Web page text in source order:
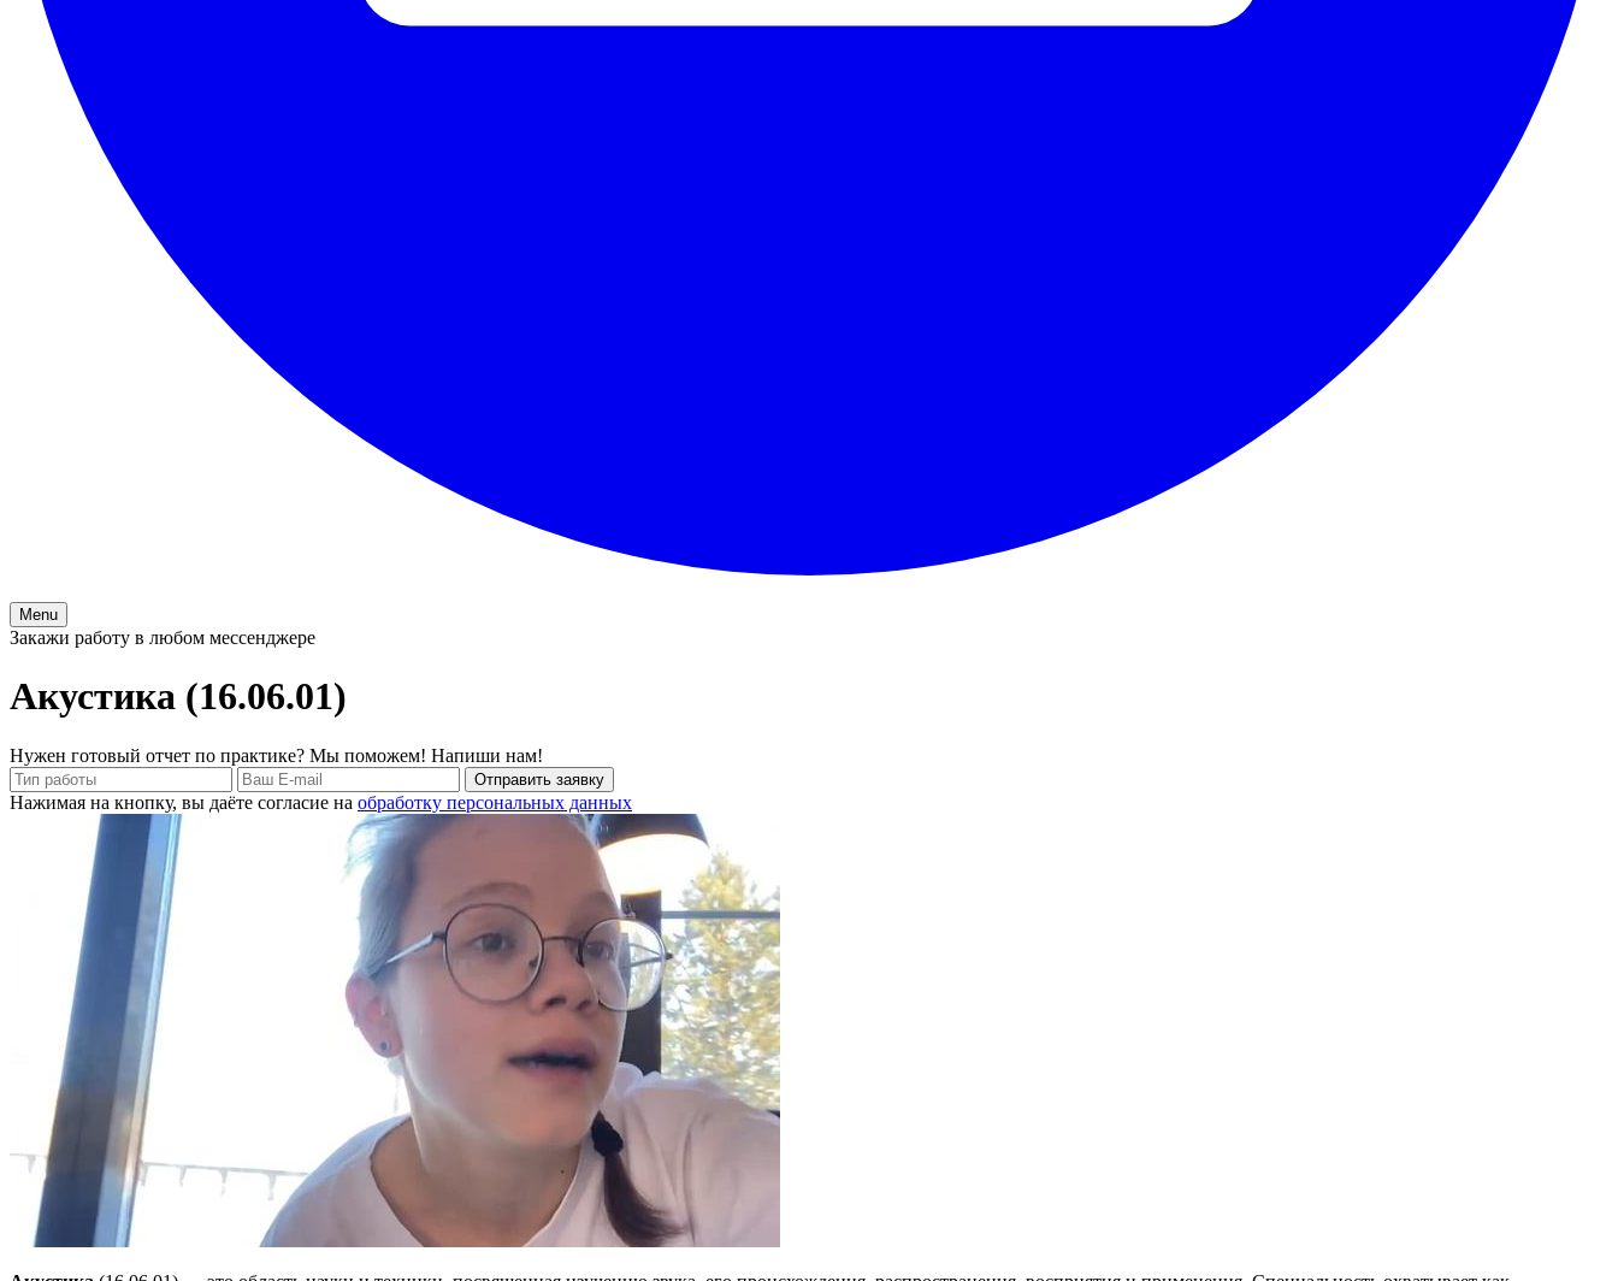
Menu
Закажи работу в любом мессенджере
Акустика (16.06.01)
Нужен готовый отчет по практике? Мы поможем! Напиши нам!
Отправить заявку
Нажимая на кнопку, вы даёте согласие на обработку персональных данных